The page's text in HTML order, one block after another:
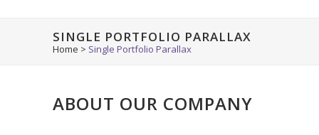
SINGLE PORTFOLIO PARALLAX
Home > Single Portfolio Parallax
ABOUT OUR COMPANY